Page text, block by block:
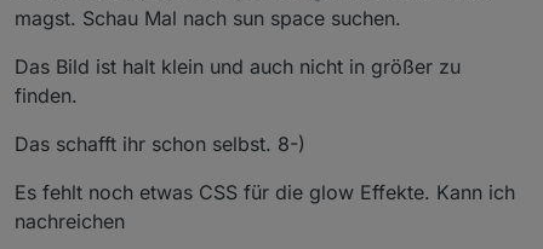
magst. Schau Mal nach sun space suchen.
Das Bild ist halt klein und auch nicht in größer zu
finden.
Das schafft ihr schon selbst. 8-)
Es fehlt noch etwas CSS für die glow Effekte. Kann ich
nachreichen